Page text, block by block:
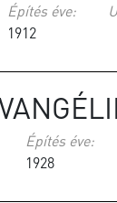
Építés éve:
1912
Építés éve:
1928